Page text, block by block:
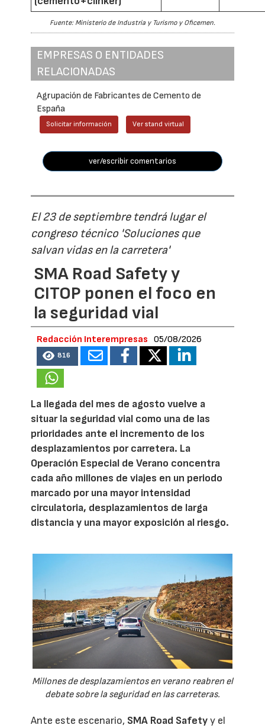
Fuente: Ministerio de Industria y Turismo y Oficemen.
EMPRESAS O ENTIDADES
RELACIONADAS
Agrupación de Fabricantes de Cemento de
España
Solicitar información Ver stand virtual
ver/escribir comentarios
El 23 de septiembre tendrá lugar el
congreso técnico 'Soluciones que
salvan vidas en la carretera'
SMA Road Safety y
CITOP ponen el foco en
la seguridad vial
Redacción Interempresas 05/08/2026
816
La llegada del mes de agosto vuelve a
situar la seguridad vial como una de las
prioridades ante el incremento de los
desplazamientos por carretera. La
Operación Especial de Verano concentra
cada año millones de viajes en un periodo
marcado por una mayor intensidad
circulatoria, desplazamientos de larga
distancia y una mayor exposición al riesgo.
Millones de desplazamientos en verano reabren el
debate sobre la seguridad en las carreteras.
Ante este escenario, SMA Road Safetyy el